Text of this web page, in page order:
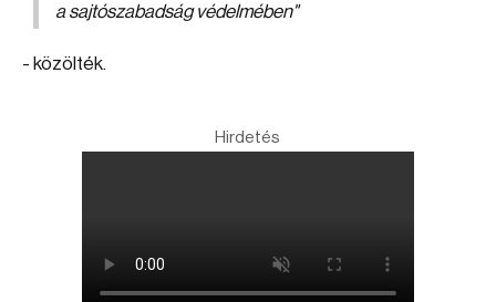
a sajtószabadság védelmében"
- közölték.
Hirdetés